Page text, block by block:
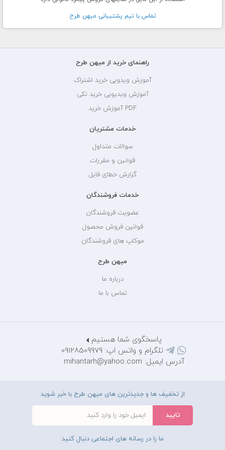
تماس با تيم پشتيبانی ميهن طرح
راهنمای خرید از میهن طرح
آموزش ویدویی خرید اشتراک
آموزش ویدیویی خرید تکی
PDF آموزش خرید
خدمات مشتریان
سوالات متداول
قوانین و مقررات
گزارش خطای فایل
خدمات فروشندگان
عضویت فروشندگان
قوانین فروش محصول
موکاپ های فروشندگان
میهن طرح
درباره ما
تماس با ما
پاسخگوی شما هستیم
تلگرام و واتس اپ: 09128509979
آدرس ایمیل: mihantarh@yahoo.com
از تخفیف ها و جدیدترین های میهن طرح با خبر شوید
ما را در رسانه های اجتماعی دنبال کنید